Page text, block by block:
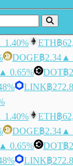
1.40% ETH฿
DOGE฿2.34 ▲
▲ 0.65% DOT฿
LINK฿
1.40% ETH฿
DOGE฿2.34 ▲
▲ 0.65% DOT฿
LINK฿